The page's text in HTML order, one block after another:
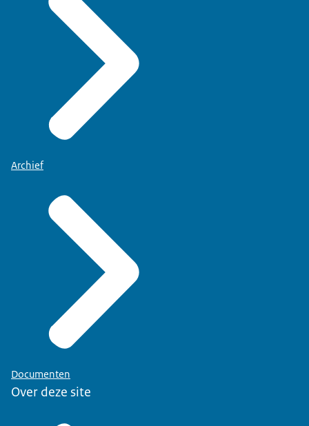
Archief
Documenten
Over deze site